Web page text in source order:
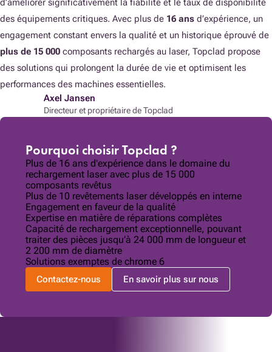
d’améliorer significativement la fiabilité et le taux de disponibilité
des équipements critiques. Avec plus de 16 ans d’expérience, un
engagement constant envers la qualité et un historique éprouvé de
plus de 15 000 composants rechargés au laser, Topclad propose
des solutions qui prolongent la durée de vie et optimisent les
performances des machines essentielles.
Axel Jansen
Directeur et propriétaire de Topclad
Pourquoi choisir Topclad ?
Plus de 16 ans d'expérience dans le domaine du
rechargement laser avec plus de 15 000
composants revêtus
Plus de 10 revêtements laser développés en interne
Engagement en faveur de la qualité
Expertise en matière de réparations complètes
Capacité de rechargement exceptionnelle, pouvant
traiter des pièces jusqu’à 24 000 mm de longueur et
2 200 mm de diamètre
Solutions exemptes de chrome 6
Contactez-nous En savoir plus sur nous